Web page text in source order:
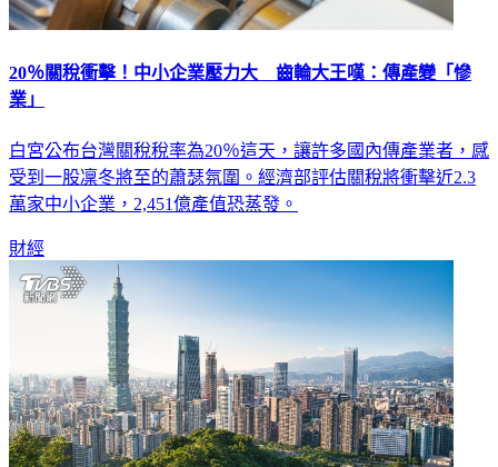
20％關稅衝擊！中小企業壓力大 齒輪大王嘆：傳產變「慘
業」
白宮公布台灣關稅稅率為20％這天，讓許多國內傳產業者，感
受到一股凜冬將至的蕭瑟氛圍。經濟部評估關稅將衝擊近2.3
萬家中小企業，2,451億產值恐蒸發。
財經